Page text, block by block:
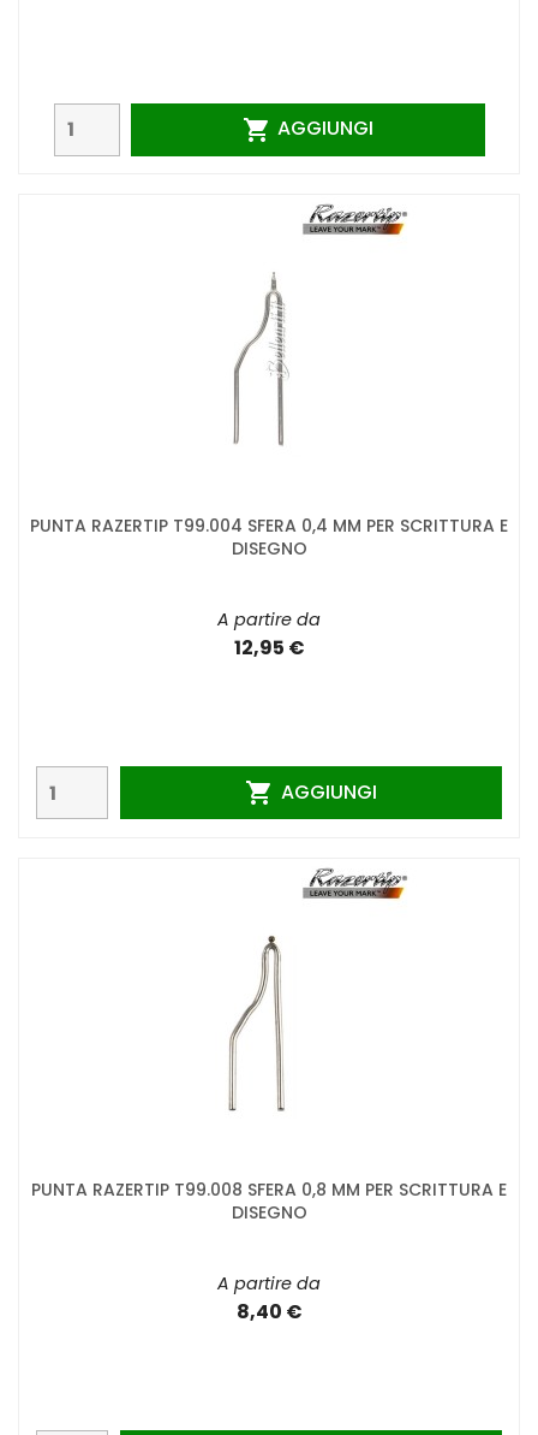
 AGGIUNGI
PUNTA RAZERTIP T99.004 SFERA 0,4 MM PER SCRITTURA E
DISEGNO
A partire da
12,95 €
 AGGIUNGI
PUNTA RAZERTIP T99.008 SFERA 0,8 MM PER SCRITTURA E
DISEGNO
A partire da
8,40 €